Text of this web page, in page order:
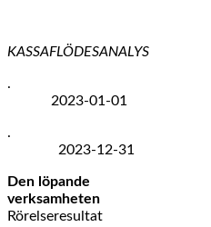
KASSAFLÖDESANALYS
2023-01-01
2023-12-31
Den löpande